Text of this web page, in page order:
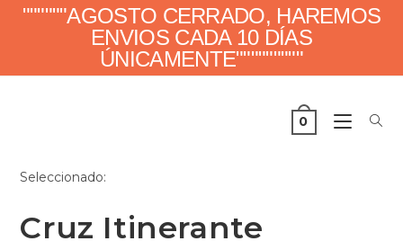
""""""AGOSTO CERRADO, HAREMOS
ENVIOS CADA 10 DÍAS
ÚNICAMENTE"""""""""
0
Seleccionado:
Cruz Itinerante